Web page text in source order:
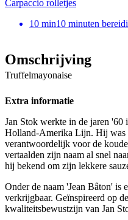
Carpaccio rolletjes
10 min10 minuten
Omschrijving
Truffelmayonaise
Extra informatie
Jan Stok werkte in de jaren '60
Holland-Amerika Lijn. Hij was
verantwoordelijk voor de
vertaalden zijn naam al snel
hij bekend om zijn lekkere
Onder de naam 'Jean Bâton' is
verkrijgbaar. Geïnspireerd op
kwaliteitsbewustzijn van Jan